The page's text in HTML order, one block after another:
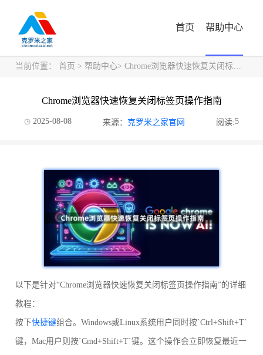
首页 帮助中心
当前位置： 首页 > 帮助中心> Chrome浏览器快速恢复关闭标签页操作指南
Chrome浏览器快速恢复关闭标签页操作指南
2025-08-08 来源： 克罗米之家官网 阅读:5
以下是针对“Chrome浏览器快速恢复关闭标签页操作指南”的详细
教程：
按下快捷键组合。Windows或Linux系统用户同时按`Ctrl+Shift+T`
键，Mac用户则按`Cmd+Shift+T`键。这个操作会立即恢复最近一